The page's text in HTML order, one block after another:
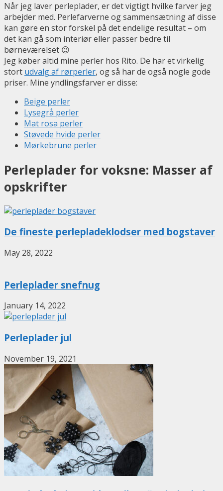
Når jeg laver perleplader, er det vigtigt hvilke farver jeg
arbejder med. Perlefarverne og sammensætning af disse
kan gøre en stor forskel på det endelige resultat – om
det kan gå som interiør eller passer bedre til
børneværelset 😉
Jeg køber altid mine perler hos Rito. De har et virkelig
stort udvalg af rørperler, og så har de også nogle gode
priser. Mine yndlingsfarver er disse:
Beige perler
Lysegrå perler
Mat rosa perler
Støvede hvide perler
Mørkebrune perler
Perleplader for voksne: Masser af
opskrifter
De fineste perlepladeklodser med bogstaver
May 28, 2022
Perleplader snefnug
January 14, 2022
Perleplader jul
November 19, 2021